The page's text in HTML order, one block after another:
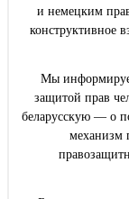
и немецким
конструктивное
Мы
защитой прав
беларусскую — о
механизм